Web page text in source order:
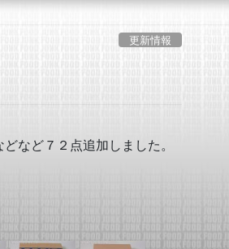
更新情報
など７２点追加しました。